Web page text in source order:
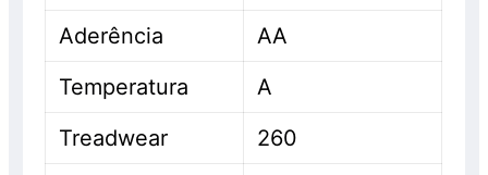
Aderência
AA
Temperatura
A
Treadwear
260